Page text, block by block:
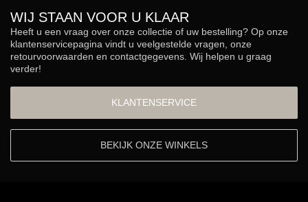
WIJ STAAN VOOR U KLAAR
Heeft u een vraag over onze collectie of uw bestelling? Op onze
klantenservicepagina vindt u veelgestelde vragen, onze
retourvoorwaarden en contactgegevens. Wij helpen u graag
verder!
KLANTENSERVICE
BEKIJK ONZE WINKELS